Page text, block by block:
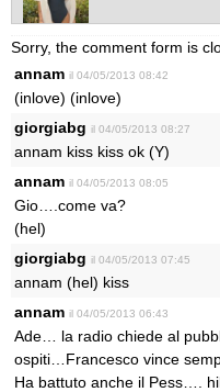
Sorry, the comment form is
annam il 04/05/2013 08:42
(inlove) (inlove)
giorgiabg il 04/05/2013 08:27
annam kiss kiss ok (Y)
annam il 04/05/2013 08:05
Gio….come va?
(hel)
giorgiabg il 04/05/2013 07:45
annam (hel) kiss
annam il 04/05/2013 06:43
Ade… la radio chiede al
ospiti…Francesco vince
Ha battuto anche il Pess….